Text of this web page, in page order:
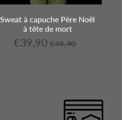
Sweat à capuche Père Noël
à tête de mort
Prix
€39,90 €39,90
Prix
€49,90€49,90